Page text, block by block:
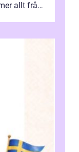
allt från